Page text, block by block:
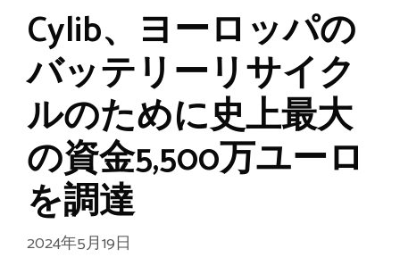
Cylib、ヨーロッパの
バッテリーリサイク
ルのために史上最大
の資金5,500万ユーロ
を調達
2024年5月19日